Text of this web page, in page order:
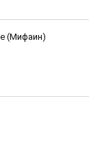
(Мифаин)